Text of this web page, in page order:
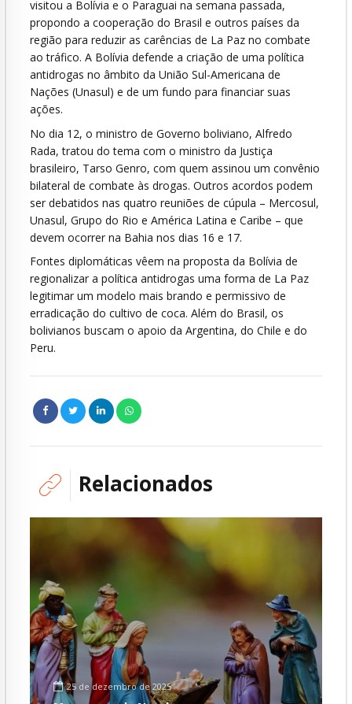
visitou a Bolívia e o Paraguai na semana passada,
propondo a cooperação do Brasil e outros países da
região para reduzir as carências de La Paz no combate
ao tráfico. A Bolívia defende a criação de uma política
antidrogas no âmbito da União Sul-Americana de
Nações (Unasul) e de um fundo para financiar suas
ações.
No dia 12, o ministro de Governo boliviano, Alfredo
Rada, tratou do tema com o ministro da Justiça
brasileiro, Tarso Genro, com quem assinou um convênio
bilateral de combate às drogas. Outros acordos podem
ser debatidos nas quatro reuniões de cúpula – Mercosul,
Unasul, Grupo do Rio e América Latina e Caribe – que
devem ocorrer na Bahia nos dias 16 e 17.
Fontes diplomáticas vêem na proposta da Bolívia de
regionalizar a política antidrogas uma forma de La Paz
legitimar um modelo mais brando e permissivo de
erradicação do cultivo de coca. Além do Brasil, os
bolivianos buscam o apoio da Argentina, do Chile e do
Peru.
Relacionados
25 de dezembro de 2025